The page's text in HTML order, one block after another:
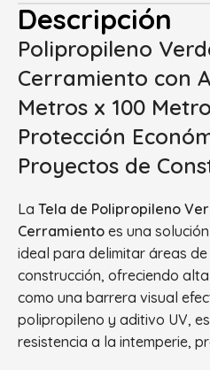
Descripción
Polipropileno
Cerramiento con
Metros x 100
Protección
Proyectos de
La Tela de Polipropileno
Cerramiento es una
ideal para delimitar áreas
construcción, ofreciendo
como una barrera visual
polipropileno y aditivo UV,
resistencia a la intemperie,